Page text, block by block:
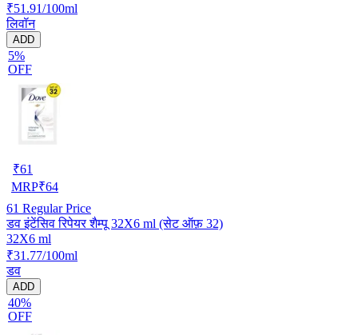
₹51.91/100ml
लिवॉन
ADD
5%
OFF
₹61
MRP₹64
61 Regular Price
डव इंटेंसिव रिपेयर शैम्पू 32X6 ml (सेट ऑफ़ 32)
32X6 ml
₹31.77/100ml
डव
ADD
40%
OFF